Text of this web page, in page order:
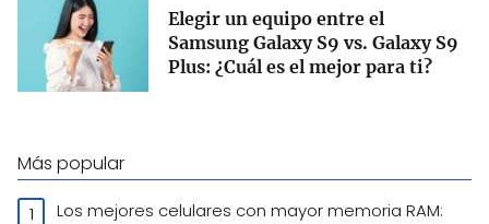
Elegir un equipo entre el
Samsung Galaxy S9 vs. Galaxy S9
Plus: ¿Cuál es el mejor para ti?
Más popular
Los mejores celulares con mayor memoria RAM: